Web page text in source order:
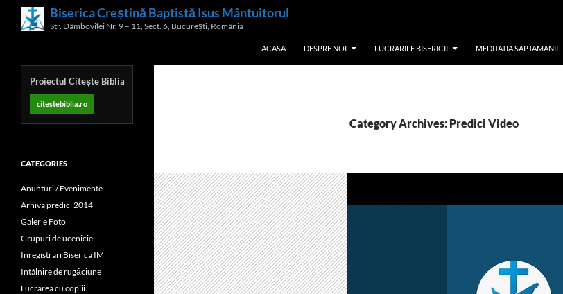
Biserica Creștină Baptistă Isus Mântuitorul
Str. Dâmboviței Nr. 9 – 11, Sect. 6, București, România
Search
ACASA DESPRE NOI LUCRARILE BISERICII MEDITATIA SAPTAMANII
Category Archives: Predici Video
Proiectul Citește Biblia
citestebiblia.ro
CATEGORIES
Anunturi / Evenimente
Arhiva predici 2014
Galerie Foto
Grupuri de ucenicie
Inregistrari Biserica IM
Întâlnire de rugăciune
Lucrarea cu copiii